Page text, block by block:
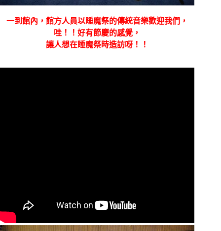
一到館內，館方人員以睡魔祭的傳統音樂歡迎我們，
哇！！好有節慶的感覺，
讓人想在睡魔祭時造訪呀！！